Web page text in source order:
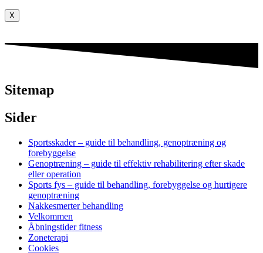
X
Sitemap
Sider
Sportsskader – guide til behandling, genoptræning og
forebyggelse
Genoptræning – guide til effektiv rehabilitering efter skade
eller operation
Sports fys – guide til behandling, forebyggelse og hurtigere
genoptræning
Nakkesmerter behandling
Velkommen
Åbningstider fitness
Zoneterapi
Cookies